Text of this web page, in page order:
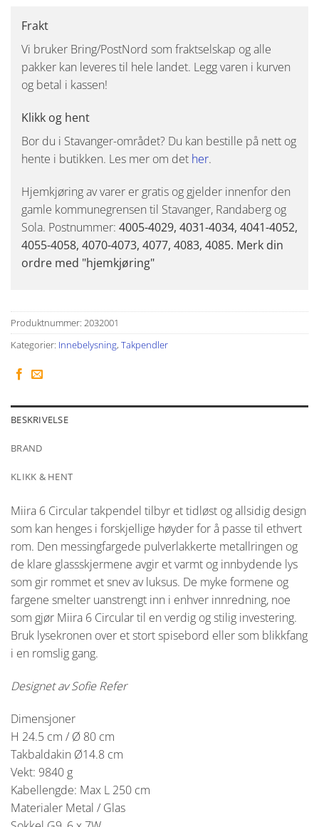
Frakt
Vi bruker Bring/PostNord som fraktselskap og alle
pakker kan leveres til hele landet. Legg varen i kurven
og betal i kassen!
Klikk og hent
Bor du i Stavanger-området? Du kan bestille på nett og
hente i butikken. Les mer om det her.
Hjemkjøring av varer er gratis og gjelder innenfor den
gamle kommunegrensen til Stavanger, Randaberg og
Sola. Postnummer: 4005-4029, 4031-4034, 4041-4052,
4055-4058, 4070-4073, 4077, 4083, 4085. Merk din
ordre med "hjemkjøring"
Produktnummer: 2032001
Kategorier: Innebelysning, Takpendler
BESKRIVELSE
BRAND
KLIKK & HENT
Miira 6 Circular takpendel tilbyr et tidløst og allsidig design
som kan henges i forskjellige høyder for å passe til ethvert
rom. Den messingfargede pulverlakkerte metallringen og
de klare glassskjermene avgir et varmt og innbydende lys
som gir rommet et snev av luksus. De myke formene og
fargene smelter uanstrengt inn i enhver innredning, noe
som gjør Miira 6 Circular til en verdig og stilig investering.
Bruk lysekronen over et stort spisebord eller som blikkfang
i en romslig gang.
Designet av Sofie Refer
Dimensjoner
H 24.5 cm / Ø 80 cm
Takbaldakin Ø14.8 cm
Vekt: 9840 g
Kabellengde: Max L 250 cm
Materialer Metal / Glas